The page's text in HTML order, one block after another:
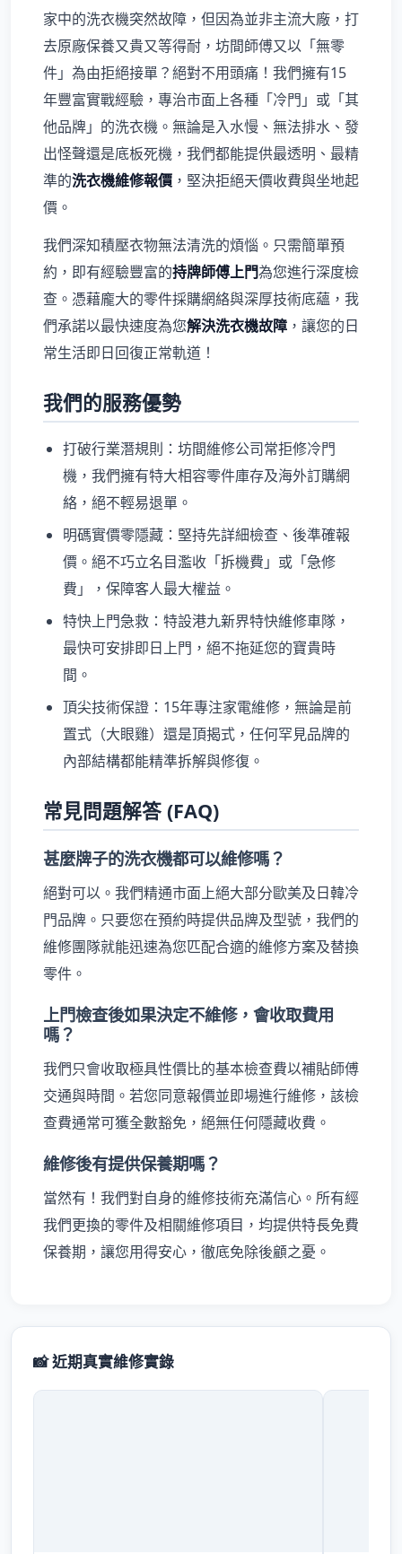
家中的洗衣機突然故障，但因為並非主流大廠，打
去原廠保養又貴又等得耐，坊間師傅又以「無零
件」為由拒絕接單？絕對不用頭痛！我們擁有15
年豐富實戰經驗，專治市面上各種「冷門」或「其
他品牌」的洗衣機。無論是入水慢、無法排水、發
出怪聲還是底板死機，我們都能提供最透明、最精
準的洗衣機維修報價 ，堅決拒絕天價收費與坐地起
價。
我們深知積壓衣物無法清洗的煩惱。只需簡單預
約，即有經驗豐富的持牌師傅上門為您進行深度檢
查。憑藉龐大的零件採購網絡與深厚技術底蘊，我
們承諾以最快速度為您解決洗衣機故障 ，讓您的日
常生活即日回復正常軌道！
我們的服務優勢
打破行業潛規則：坊間維修公司常拒修冷門
機，我們擁有特大相容零件庫存及海外訂購網
絡，絕不輕易退單。
明碼實價零隱藏：堅持先詳細檢查、後準確報
價。絕不巧立名目濫收「拆機費」或「急修
費」，保障客人最大權益。
特快上門急救：特設港九新界特快維修車隊，
最快可安排即日上門，絕不拖延您的寶貴時
間。
頂尖技術保證：15年專注家電維修，無論是前
置式（大眼雞）還是頂揭式，任何罕見品牌的
內部結構都能精準拆解與修復。
常見問題解答 (FAQ)
甚麼牌子的洗衣機都可以維修嗎？
絕對可以。我們精通市面上絕大部分歐美及日韓冷
門品牌。只要您在預約時提供品牌及型號，我們的
維修團隊就能迅速為您匹配合適的維修方案及替換
零件。
上門檢查後如果決定不維修，會收取費用
嗎？
我們只會收取極具性價比的基本檢查費以補貼師傅
交通與時間。若您同意報價並即場進行維修，該檢
查費通常可獲全數豁免，絕無任何隱藏收費。
維修後有提供保養期嗎？
當然有！我們對自身的維修技術充滿信心。所有經
我們更換的零件及相關維修項目，均提供特長免費
保養期，讓您用得安心，徹底免除後顧之憂。
📸 近期真實維修實錄